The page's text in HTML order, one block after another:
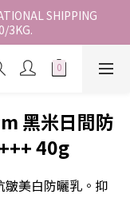
、營業點或智能櫃取
SHIPPING
3KG.
、營業點或智能櫃取
黑米日間防
40g
皺美白防曬乳。抑